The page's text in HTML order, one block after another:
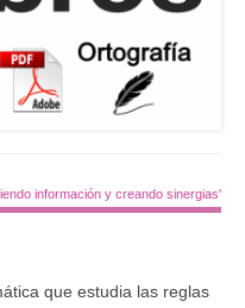
información y creando sinergias'
que estudia las reglas